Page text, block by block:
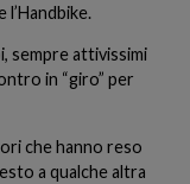
sempre attivissimi
in “giro” per
che hanno reso
a qualche altra